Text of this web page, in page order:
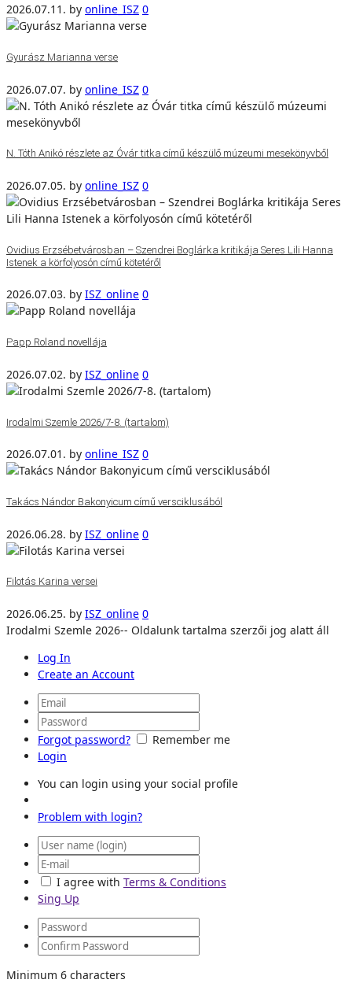
2026.07.11. by online_ISZ 0
Gyurász Marianna verse
2026.07.07. by online_ISZ 0
N. Tóth Anikó részlete az Óvár titka című készülő múzeumi mesekönyvből
2026.07.05. by online_ISZ 0
Ovidius Erzsébetvárosban – Szendrei Boglárka kritikája Seres Lili Hanna
Istenek a körfolyosón című kötetéről
2026.07.03. by ISZ_online 0
Papp Roland novellája
2026.07.02. by ISZ_online 0
Irodalmi Szemle 2026/7-8. (tartalom)
2026.07.01. by online_ISZ 0
Takács Nándor Bakonyicum című versciklusából
2026.06.28. by ISZ_online 0
Filotás Karina versei
2026.06.25. by ISZ_online 0
Irodalmi Szemle 2026-- Oldalunk tartalma szerzői jog alatt áll
Log In
Create an Account
Forgot password?
Remember me
Login
You can login using your social profile
Problem with login?
I agree with Terms & Conditions
Sing Up
Minimum 6 characters